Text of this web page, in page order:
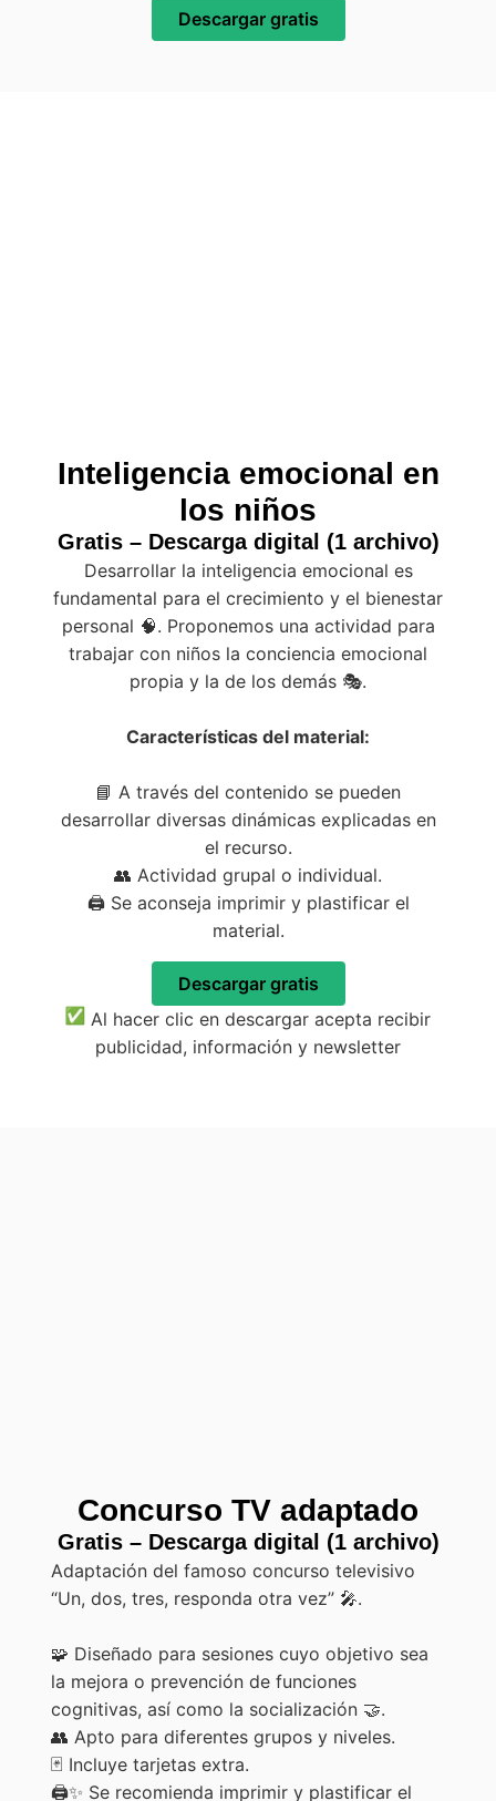
Descargar gratis
Inteligencia emocional en
los niños
Gratis – Descarga digital (1 archivo)
Desarrollar la inteligencia emocional es
fundamental para el crecimiento y el bienestar
personal 🧠. Proponemos una actividad para
trabajar con niños la conciencia emocional
propia y la de los demás 🎭.
Características del material:
📘 A través del contenido se pueden
desarrollar diversas dinámicas explicadas en
el recurso.
👥 Actividad grupal o individual.
🖨️ Se aconseja imprimir y plastificar el
material.
Descargar gratis
Al hacer clic en descargar acepta recibir
publicidad, información y newsletter
Concurso TV adaptado
Gratis – Descarga digital (1 archivo)
Adaptación del famoso concurso televisivo
“Un, dos, tres, responda otra vez” 🎤.
🧩 Diseñado para sesiones cuyo objetivo sea
la mejora o prevención de funciones
cognitivas, así como la socialización 🤝.
👥 Apto para diferentes grupos y niveles.
🃏 Incluye tarjetas extra.
🖨️✨ Se recomienda imprimir y plastificar el